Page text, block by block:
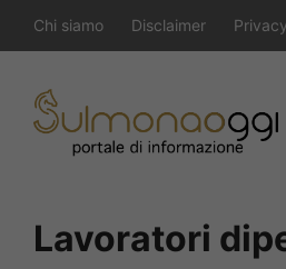
al
contenuto
Chi siamo Disclaimer
Lavoratori